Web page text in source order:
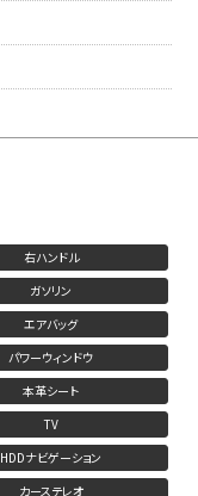
右ハンドル
ガソリン
エアバッグ
パワーウィンドウ
本革シート
TV
HDDナビゲーション
カーステレオ